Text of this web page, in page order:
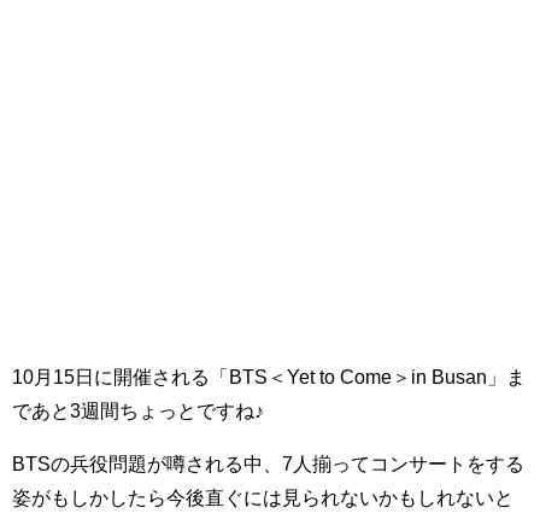
10月15日に開催される「BTS＜Yet to Come＞in Busan」ま
であと3週間ちょっとですね♪
BTSの兵役問題が噂される中、7人揃ってコンサートをする
姿がもしかしたら今後直ぐには見られないかもしれないと